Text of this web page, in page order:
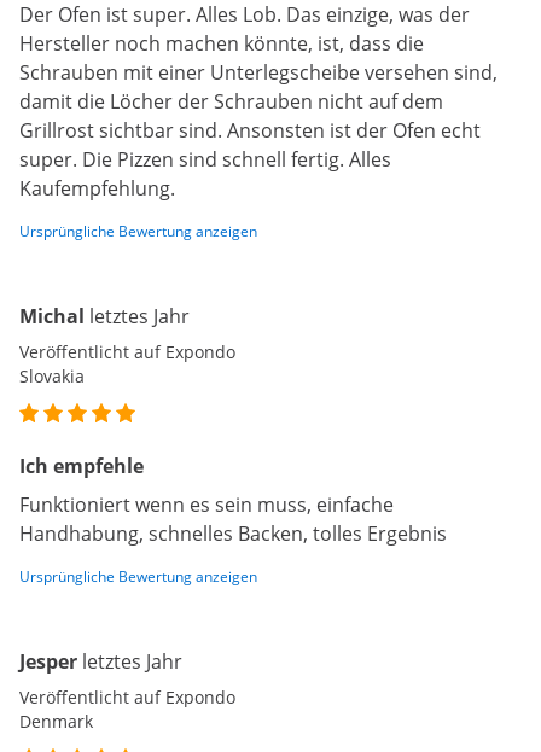
Der Ofen ist super. Alles Lob. Das einzige, was der
Hersteller noch machen könnte, ist, dass die
Schrauben mit einer Unterlegscheibe versehen sind,
damit die Löcher der Schrauben nicht auf dem
Grillrost sichtbar sind. Ansonsten ist der Ofen echt
super. Die Pizzen sind schnell fertig. Alles
Kaufempfehlung.
Ursprüngliche Bewertung anzeigen
Michal letztes Jahr
Veröffentlicht auf Expondo
Slovakia
Ich empfehle
Funktioniert wenn es sein muss, einfache
Handhabung, schnelles Backen, tolles Ergebnis
Ursprüngliche Bewertung anzeigen
Jesper letztes Jahr
Veröffentlicht auf Expondo
Denmark